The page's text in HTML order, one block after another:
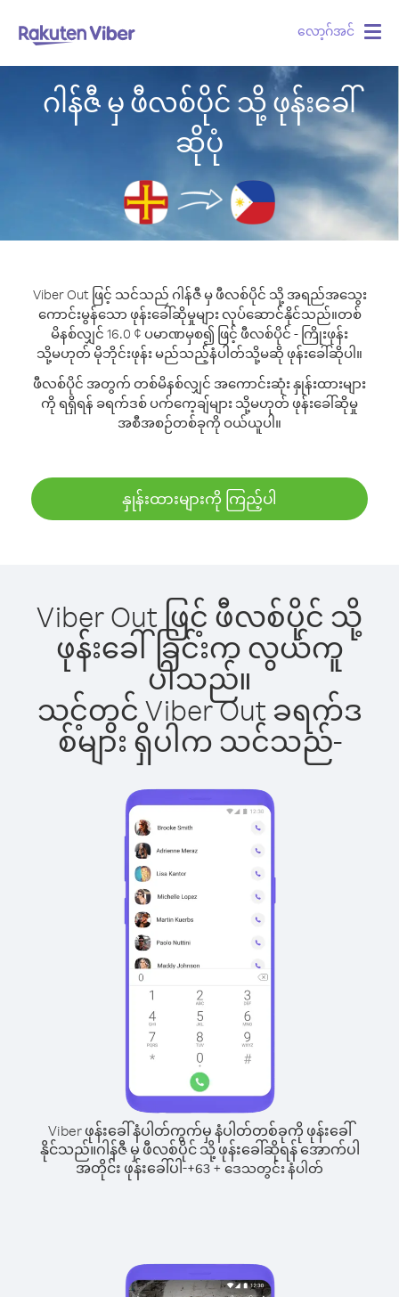
လော့ဂ်အင်
ဂါန်ဇီ မှ ဖီလစ်ပိုင် သို့ ဖုန်းခေါ်
ဆိုပုံ
Viber Out ဖြင့် သင်သည် ဂါန်ဇီ မှ ဖီလစ်ပိုင် သို့ အရည်အသွေး
ကောင်းမွန်သော ဖုန်းခေါ်ဆိုမှုများ လုပ်ဆောင်နိုင်သည်။တစ်
မိနစ်လျှင် 16.0 ¢ ပမာဏမှစ၍ ဖြင့် ဖီလစ်ပိုင် - ကြိုးဖုန်း
သို့မဟုတ် မိုဘိုင်းဖုန်း မည်သည့်နံပါတ်သို့မဆို ဖုန်းခေါ်ဆိုပါ။
ဖီလစ်ပိုင် အတွက် တစ်မိနစ်လျှင် အကောင်းဆုံး နှုန်းထားများ
ကို ရရှိရန် ခရက်ဒစ် ပက်ကေ့ချ်များ သို့မဟုတ် ဖုန်းခေါ်ဆိုမှု
အစီအစဉ်တစ်ခုကို ဝယ်ယူပါ။
နှုန်းထားများကို ကြည့်ပါ
Viber Out ဖြင့် ဖီလစ်ပိုင် သို့
ဖုန်းခေါ်ခြင်းက လွယ်ကူ
ပါသည်။
သင့်တွင် Viber Out ခရက်ဒ
စ်များ ရှိပါက သင်သည်-
Viber ဖုန်းခေါ်နံပါတ်ကွက်မှ နံပါတ်တစ်ခုကို ဖုန်းခေါ်
နိုင်သည်။ဂါန်ဇီ မှ ဖီလစ်ပိုင် သို့ ဖုန်းခေါ်ဆိုရန် အောက်ပါ
အတိုင်း ဖုန်းခေါ်ပါ-+63+ဒေသတွင်း နံပါတ်